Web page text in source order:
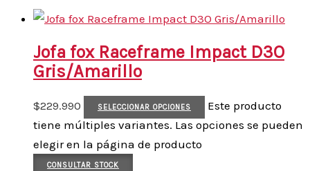
Jofa fox Raceframe Impact D3O
Gris/Amarillo
$229.990 SELECCIONAR OPCIONES
Este producto
tiene múltiples variantes. Las opciones se pueden
elegir en la página de producto
CONSULTAR STOCK